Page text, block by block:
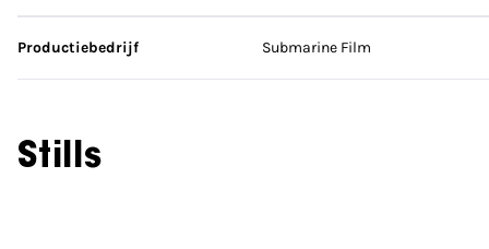
Productiebedrijf Submarine Film
Stills